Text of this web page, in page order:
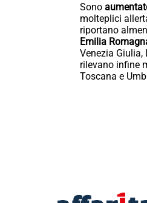
Sono
molteplici
riportano
Emilia
Venezia Giulia,
rilevano infine
Toscana e